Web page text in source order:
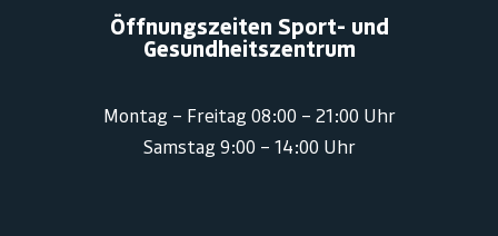
Öffnungszeiten Sport- und
Gesundheitszentrum
Montag – Freitag 08:00 – 21:00 Uhr
Samstag 9:00 – 14:00 Uhr